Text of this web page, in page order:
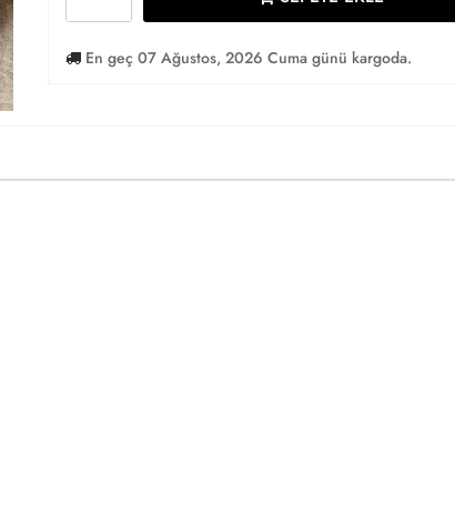
En geç 07 Ağustos, 2026 Cuma günü kargoda.